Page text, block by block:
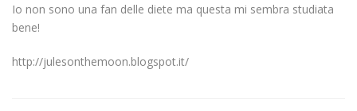
Io non sono una fan delle diete ma questa mi sembra studiata
bene!
http://julesonthemoon.blogspot.it/